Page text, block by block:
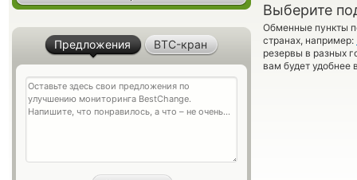
Выберите
Обменные пункты
странах, например:
резервы в разных
вам будет удобнее
Предложения BTC-кран